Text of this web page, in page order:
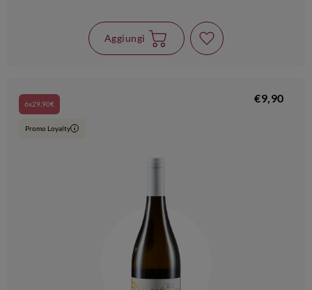
Aggiungi
6x29,90€
Promo Loyalty i
€9,90